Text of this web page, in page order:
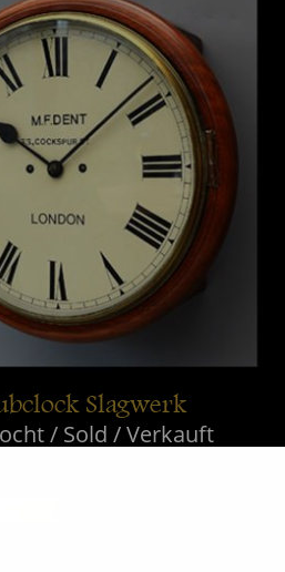
Slagwerk
/ Sold / Verkauft